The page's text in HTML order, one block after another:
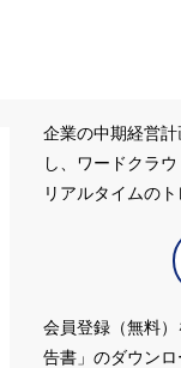
企業の中期経営
し、ワードクラ
リアルタイムの
会員登録（無料
告書」のダウン